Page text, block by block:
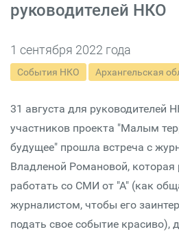
руководителей НКО
1 сентября 2022 года
События НКО Архангельская
31 августа для руководителей
участников проекта "Малым
будущее" прошла встреча с
Владленой Романовой, которая
работать со СМИ от "А" (как
журналистом, чтобы его
подать свое событие красиво),